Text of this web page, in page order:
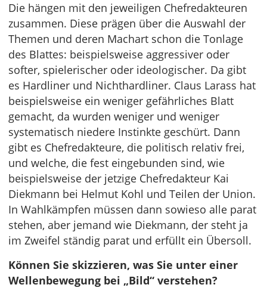
Die hängen mit den jeweiligen Chefredakteuren
zusammen. Diese prägen über die Auswahl der
Themen und deren Machart schon die Tonlage
des Blattes: beispielsweise aggressiver oder
softer, spielerischer oder ideologischer. Da gibt
es Hardliner und Nichthardliner. Claus Larass hat
beispielsweise ein weniger gefährliches Blatt
gemacht, da wurden weniger und weniger
systematisch niedere Instinkte geschürt. Dann
gibt es Chefredakteure, die politisch relativ frei,
und welche, die fest eingebunden sind, wie
beispielsweise der jetzige Chefredakteur Kai
Diekmann bei Helmut Kohl und Teilen der Union.
In Wahlkämpfen müssen dann sowieso alle parat
stehen, aber jemand wie Diekmann, der steht ja
im Zweifel ständig parat und erfüllt ein Übersoll.
Können Sie skizzieren, was Sie unter einer
Wellenbewegung bei „Bild“ verstehen?